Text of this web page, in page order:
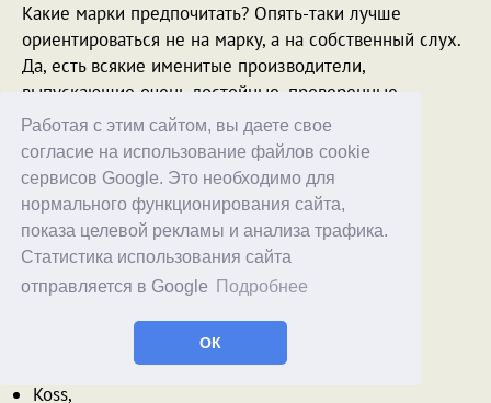
Работая с этим сайтом, вы даете свое
согласие на использование файлов cookie
сервисов Google. Это необходимо для
нормального функционирования сайта,
показа целевой рекламы и анализа трафика.
Статистика использования сайта
отправляется в Google
Подробнее
ОК
Какие марки предпочитать? Опять-таки лучше
ориентироваться не на марку, а на собственный слух.
Да, есть всякие именитые производители,
выпускающие очень достойные, проверенные
временем наушники:
Sennheiser,
Sony,
Audio-Technica,
Philips,
Koss,